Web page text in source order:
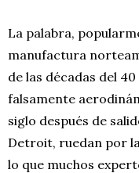
La palabra,
manufactura
de las décadas del
falsamente
siglo después de
Detroit, ruedan por
lo que muchos